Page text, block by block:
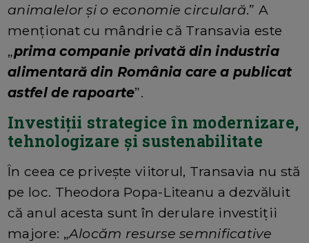
animalelor și o economie circulară.” A
menționat cu mândrie că Transavia este
„prima companie privată din industria
alimentară din România care a publicat
astfel de rapoarte”.
Investiții strategice în modernizare,
tehnologizare și sustenabilitate
În ceea ce privește viitorul, Transavia nu stă
pe loc. Theodora Popa-Liteanu a dezvăluit
că anul acesta sunt în derulare investiții
majore: „Alocăm resurse semnificative